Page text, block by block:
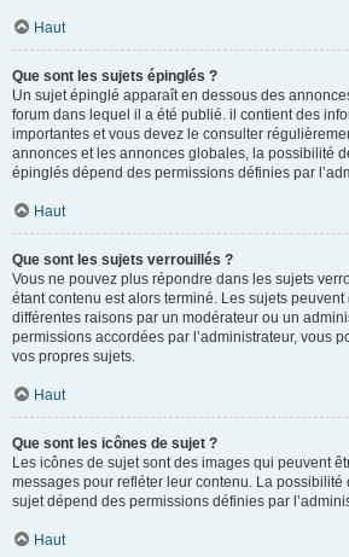
Haut
Que sont les sujets épinglés ?
Un sujet épinglé apparaît en dessous des
forum dans lequel il a été publié. il contient des
importantes et vous devez le consulter
annonces et les annonces globales, la possibilité
épinglés dépend des permissions définies par
Haut
Que sont les sujets verrouillés ?
Vous ne pouvez plus répondre dans les sujets
étant contenu est alors terminé. Les sujets
différentes raisons par un modérateur ou un
permissions accordées par l’administrateur, vous
vos propres sujets.
Haut
Que sont les icônes de sujet ?
Les icônes de sujet sont des images qui peuvent
messages pour refléter leur contenu. La possibilité
sujet dépend des permissions définies par
Haut